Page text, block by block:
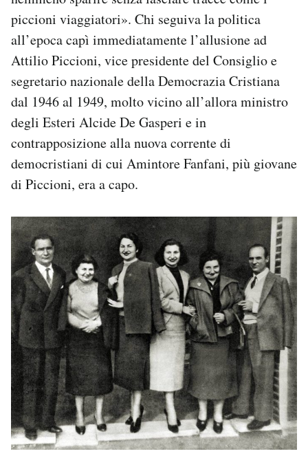
piccioni viaggiatori». Chi seguiva la politica
all’epoca capì immediatamente l’allusione ad
Attilio Piccioni, vice presidente del Consiglio e
segretario nazionale della Democrazia Cristiana
dal 1946 al 1949, molto vicino all’allora ministro
degli Esteri Alcide De Gasperi e in
contrapposizione alla nuova corrente di
democristiani di cui Amintore Fanfani, più giovane
di Piccioni, era a capo.